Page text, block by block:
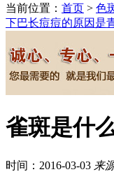
当前位置： 首页 > 色
下巴长痘痘的原因是
雀斑是什
时间：2016-03-03 来